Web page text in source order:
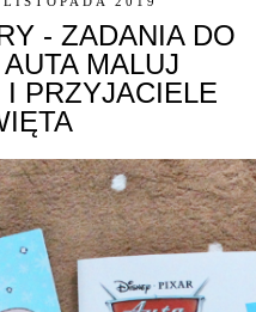
- ZADANIA DO
MALUJ
PRZYJACIELE